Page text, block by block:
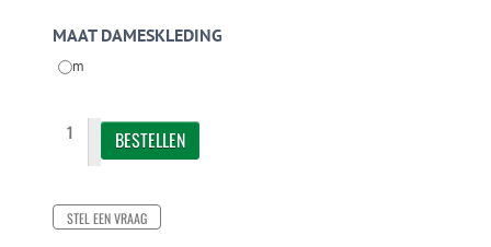
MAAT DAMESKLEDING
m
STEL EEN VRAAG